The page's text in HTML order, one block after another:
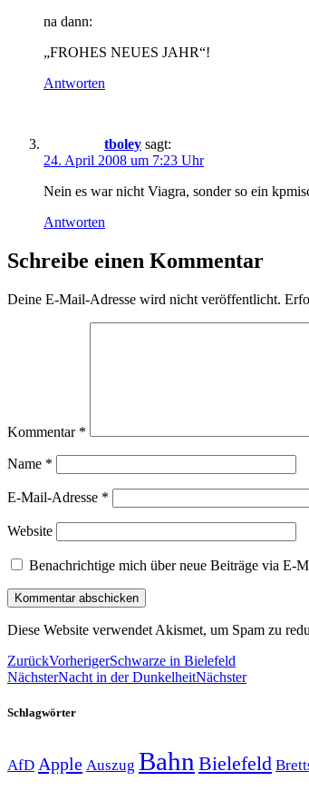
na dann:
„FROHES NEUES JAHR“!
Antworten
tboley sagt:
24. April 2008 um 7:23 Uhr
Nein es war nicht Viagra, sonder so ein
Antworten
Schreibe einen Kommentar
Deine E-Mail-Adresse wird nicht veröffentlicht.
Kommentar *
Name *
E-Mail-Adresse *
Website
Benachrichtige mich über neue Beiträge via E-
Diese Website verwendet Akismet, um Spam zu
ZurückVorherigerSchwarze in Bielefeld
NächsterNacht in der DunkelheitNächster
Schlagwörter
AfD Apple Auszug Bahn Bielefeld